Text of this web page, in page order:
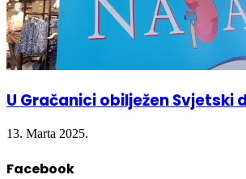
U Gračanici obilježen Svjetski
13. Marta 2025.
Facebook